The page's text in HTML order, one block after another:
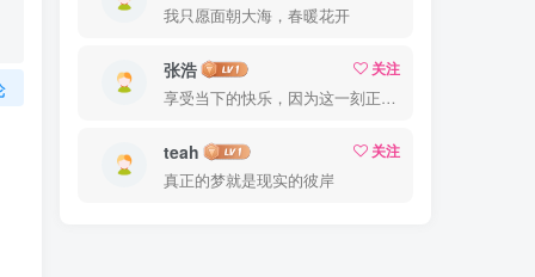
我只愿面朝大海，春暖花开
张浩
关注
享受当下的快乐，因为这一刻正是你的人生
teah
关注
真正的梦就是现实的彼岸